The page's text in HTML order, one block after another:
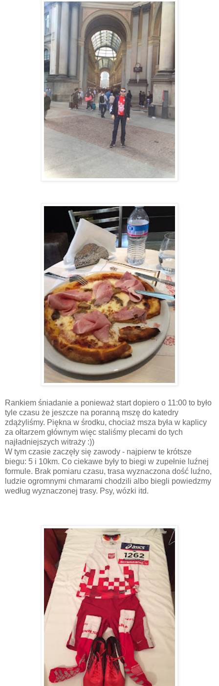
Rankiem śniadanie a ponieważ start dopiero o 11:00 to było
tyle czasu że jeszcze na poranną mszę do katedry
zdążyliśmy. Piękna w środku, chociaż msza była w kaplicy
za ołtarzem głównym więc staliśmy plecami do tych
najładniejszych witraży :))
W tym czasie zaczęły się zawody - najpierw te krótsze
biegu: 5 i 10km. Co ciekawe były to biegi w zupełnie luźnej
formule. Brak pomiaru czasu, trasa wyznaczona dość luźno,
ludzie ogromnymi chmarami chodzili albo biegli powiedzmy
według wyznaczonej trasy. Psy, wózki itd.